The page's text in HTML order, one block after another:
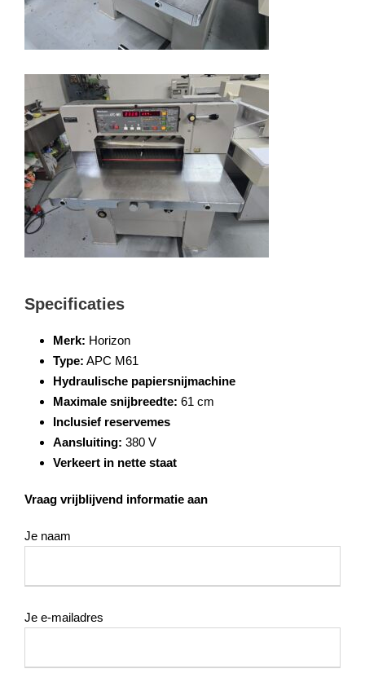
Specificaties
Merk: Horizon
Type: APC M61
Hydraulische papiersnijmachine
Maximale snijbreedte: 61 cm
Inclusief reservemes
Aansluiting: 380 V
Verkeert in nette staat
Vraag vrijblijvend informatie aan
Je naam
Je e-mailadres